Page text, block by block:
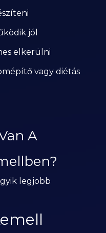
jól
elkerülni
vagy diétás
A
legjobb